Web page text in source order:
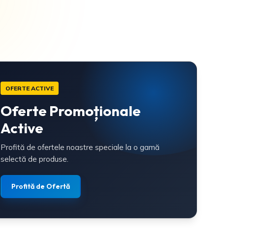
OFERTE ACTIVE
Oferte Promoționale
Active
Profită de ofertele noastre speciale la o gamă
selectă de produse.
Profită de Ofertă